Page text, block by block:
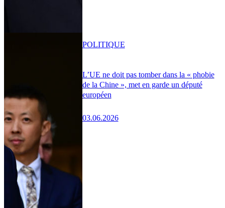
L’UE ne doit pas tomber dans la « phobie
de la Chine », met en garde un député
européen
03.06.2026
POLITIQUE